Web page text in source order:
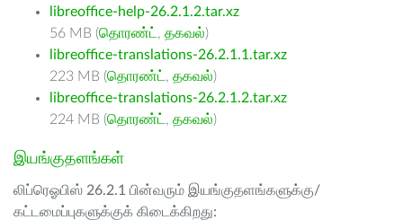
libreoffice-help-26.2.1.2.tar.xz
56 MB (தொரண்ட் , தகவல்)
libreoffice-translations-26.2.1.1.tar.xz
223 MB (தொரண்ட் , தகவல்)
libreoffice-translations-26.2.1.2.tar.xz
224 MB (தொரண்ட் , தகவல்)
இயங்குதளங்கள்
லிப்ரெஓபிஸ் 26.2.1 பின்வரும் இயங்குதளங்களுக்கு/
கட்டமைப்புகளுக்குக் கிடைக்கிறது: